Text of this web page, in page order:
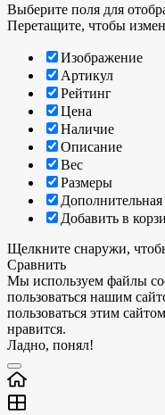
Выберите поля для
Перетащите, чтобы
Изображение
Артикул
Рейтинг
Цена
Наличие
Описание
Вес
Размеры
Добавить в
Щелкните снаружи,
Сравнить
Мы используем файлы
пользоваться нашим
пользоваться этим
нравится.
Ладно, понял!